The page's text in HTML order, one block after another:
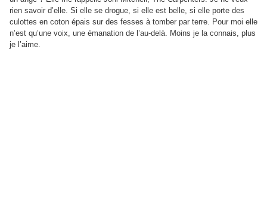
rien savoir d’elle. Si elle se drogue, si elle est belle, si elle porte des
culottes en coton épais sur des fesses à tomber par terre. Pour moi elle
n’est qu’une voix, une émanation de l’au-delà. Moins je la connais, plus
je l’aime.